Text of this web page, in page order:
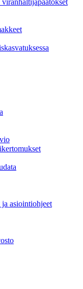
asiointiohjeet